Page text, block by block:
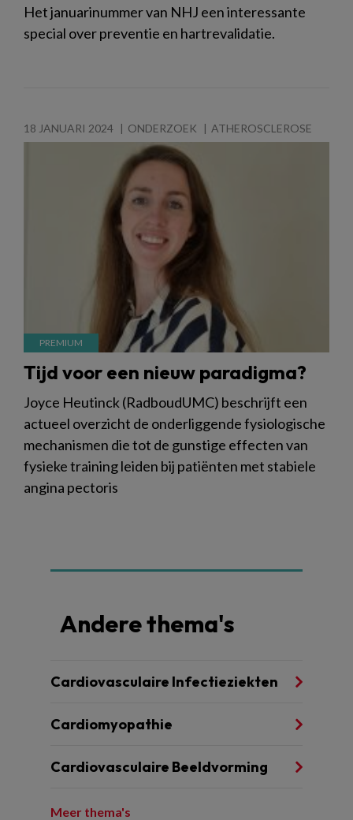
Het januarinummer van NHJ een interessante
special over preventie en hartrevalidatie.
18 JANUARI 2024 ONDERZOEK ATHEROSCLEROSE
Tijd voor een nieuw paradigma?
Joyce Heutinck (RadboudUMC) beschrijft een
actueel overzicht de onderliggende fysiologische
mechanismen die tot de gunstige effecten van
fysieke training leiden bij patiënten met stabiele
angina pectoris
Andere thema's
Cardiovasculaire Infectieziekten
Cardiomyopathie
Cardiovasculaire Beeldvorming
Meer thema's